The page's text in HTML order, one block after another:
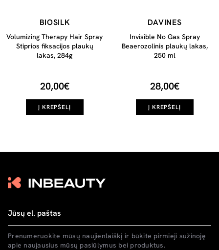
BIOSILK
Volumizing Therapy Hair Spray
Stiprios fiksacijos plaukų
lakas, 284g
20,00€
Į KREPŠELĮ
DAVINES
Invisible No Gas Spray
Beaerozolinis plaukų lakas,
250 ml
28,00€
Į KREPŠELĮ
Prenumeruokite mūsų naujienlaiškį ir būkite pirmieji sužinoję
apie naujausius mūsų pasiūlymus bei produktus.